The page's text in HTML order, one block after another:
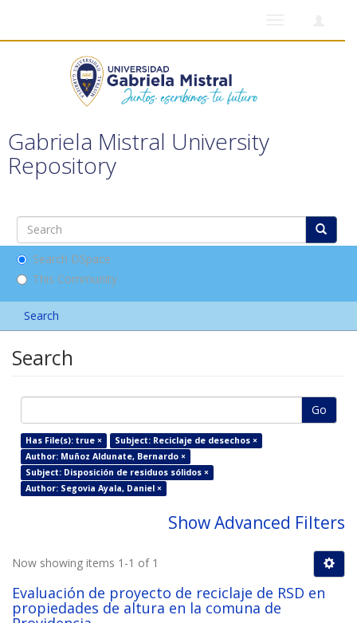
Gabriela Mistral University
Repository
Search DSpace
This Community
Search
Search
Go
Has File(s): true ×
Subject: Reciclaje de desechos ×
Author: Muñoz Aldunate, Bernardo ×
Subject: Disposición de residuos sólidos ×
Author: Segovia Ayala, Daniel ×
Show Advanced Filters
Now showing items 1-1 of 1
Evaluación de proyecto de reciclaje de RSD en
propiedades de altura en la comuna de